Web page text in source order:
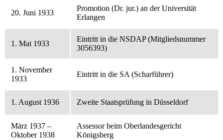
20. Juni 1933
Promotion (Dr. jur.) an der Universität
Erlangen
1. Mai 1933
Eintritt in die NSDAP (Mitgliedsnummer
3056393)
1. November
1933
Eintritt in die SA (Scharführer)
1. August 1936 Zweite Staatsprüfung in Düsseldorf
März 1937 –
Oktober 1938
Assessor beim Oberlandesgericht
Königsberg